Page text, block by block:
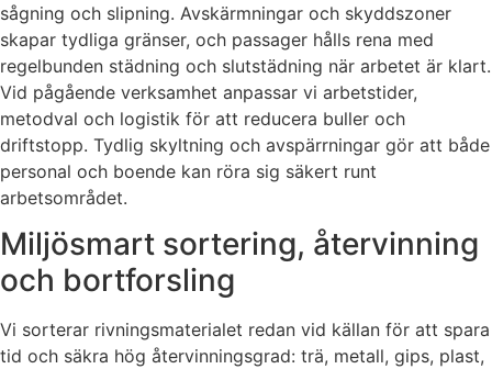
sågning och slipning. Avskärmningar och skyddszoner
skapar tydliga gränser, och passager hålls rena med
regelbunden städning och slutstädning när arbetet är klart.
Vid pågående verksamhet anpassar vi arbetstider,
metodval och logistik för att reducera buller och
driftstopp. Tydlig skyltning och avspärrningar gör att både
personal och boende kan röra sig säkert runt
arbetsområdet.
Miljösmart sortering, återvinning
och bortforsling
Vi sorterar rivningsmaterialet redan vid källan för att spara
tid och säkra hög återvinningsgrad: trä, metall, gips, plast,